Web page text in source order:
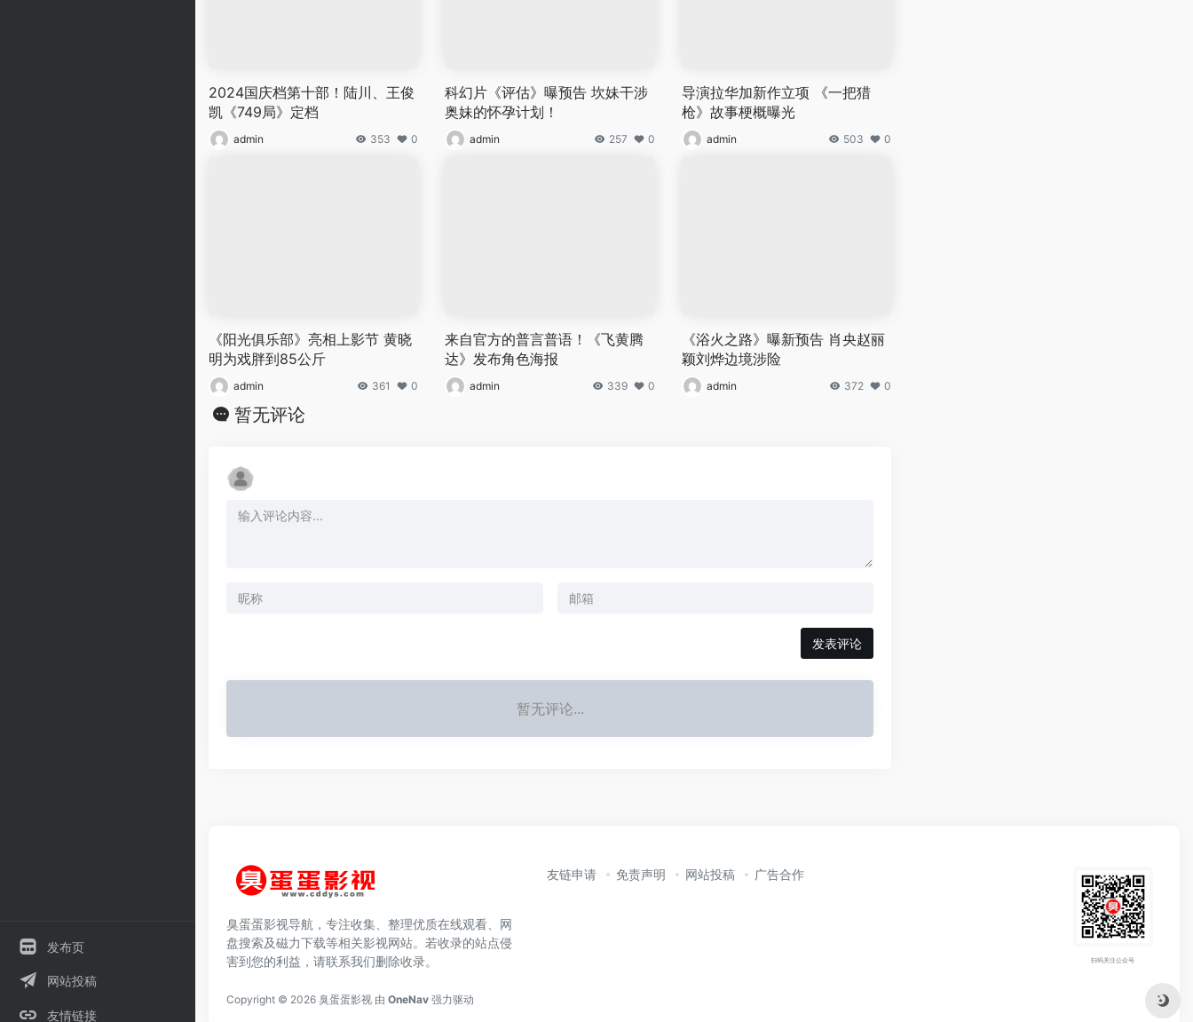
发布页
网站投稿
友情链接
2024国庆档第十部！陆川、王俊
凯《749局》定档
admin 353 0
科幻片《评估》曝预告 坎妹干涉
奥妹的怀孕计划！
admin 257 0
导演拉华加新作立项 《一把猎
枪》故事梗概曝光
admin 503 0
《阳光俱乐部》亮相上影节 黄晓
明为戏胖到85公斤
admin 361 0
来自官方的普言普语！《飞黄腾
达》发布角色海报
admin 339 0
《浴火之路》曝新预告 肖央赵丽
颖刘烨边境涉险
admin 372 0
暂无评论
发表评论
暂无评论...
臭蛋蛋影视导航，专注收集、整理优质在线观看、网
盘搜索及磁力下载等相关影视网站。若收录的站点侵
害到您的利益，请联系我们删除收录。
友链申请 免责声明 网站投稿 广告合作
扫码关注公众号
Copyright © 2026 臭蛋蛋影视 由 OneNav 强力驱动